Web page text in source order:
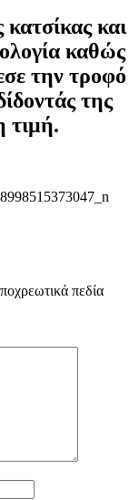
και
καθώς
την τροφό
της
τιμή.
πεδία